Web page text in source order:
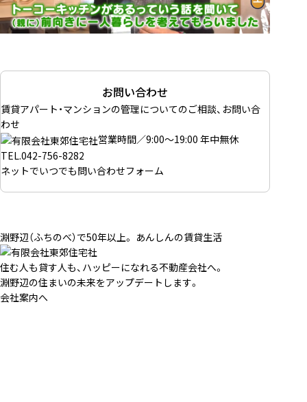
お問い合わせ
賃貸アパート・マンションの管理についてのご相談、お問い合
わせ
営業時間／9:00～19:00 年中無休
TEL.042-756-8282
ネットでいつでも問い合わせフォーム
淵野辺（ふちのべ）で50年以上。 あんしんの賃貸生活
住む人も貸す人も、ハッピーになれる不動産会社へ。
淵野辺の住まいの未来をアップデートします。
会社案内へ